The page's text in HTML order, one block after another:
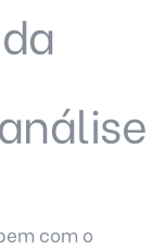
com o